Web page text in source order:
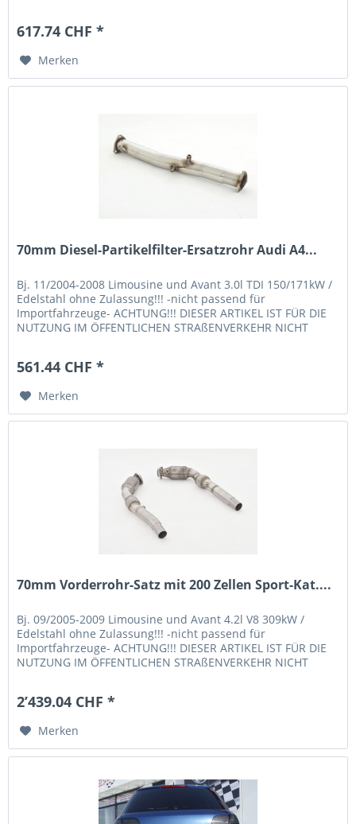
617.74 CHF *
Merken
70mm Diesel-Partikelfilter-Ersatzrohr Audi A4...
Bj. 11/2004-2008 Limousine und Avant 3.0l TDI 150/171kW /
Edelstahl ohne Zulassung!!! -nicht passend für
Importfahrzeuge- ACHTUNG!!! DIESER ARTIKEL IST FÜR DIE
NUTZUNG IM ÖFFENTLICHEN STRAßENVERKEHR NICHT
561.44 CHF *
Merken
70mm Vorderrohr-Satz mit 200 Zellen Sport-Kat....
Bj. 09/2005-2009 Limousine und Avant 4.2l V8 309kW /
Edelstahl ohne Zulassung!!! -nicht passend für
Importfahrzeuge- ACHTUNG!!! DIESER ARTIKEL IST FÜR DIE
NUTZUNG IM ÖFFENTLICHEN STRAßENVERKEHR NICHT
2’439.04 CHF *
Merken